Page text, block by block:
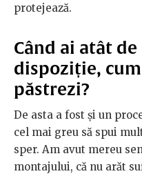
protejează.
Când ai atât
dispoziție,
păstrezi?
De asta a fost și un
cel mai greu să spui
sper. Am avut mereu
montajului, că nu arăt